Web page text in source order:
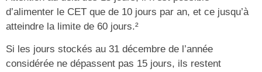
d’alimenter le CET que de 10 jours par an, et ce jusqu’à
atteindre la limite de 60 jours.²
Si les jours stockés au 31 décembre de l’année
considérée ne dépassent pas 15 jours, ils restent